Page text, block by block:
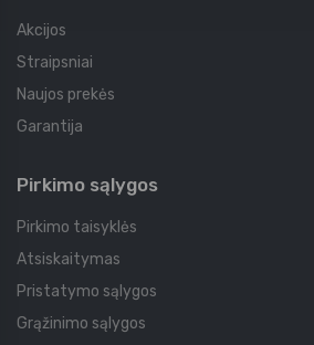
Akcijos
Straipsniai
Naujos prekės
Garantija
Pirkimo sąlygos
Pirkimo taisyklės
Atsiskaitymas
Pristatymo sąlygos
Grąžinimo sąlygos